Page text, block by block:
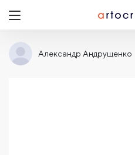
Александр Андрущенко